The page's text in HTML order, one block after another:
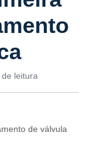
de leitura
de válvula